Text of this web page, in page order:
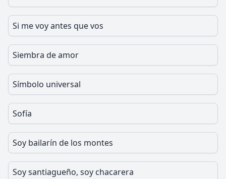
Si me voy antes que vos
Siembra de amor
Símbolo universal
Sofía
Soy bailarín de los montes
Soy santiagueño, soy chacarera